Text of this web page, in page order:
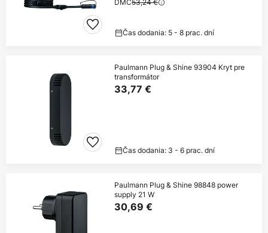
DMC53,24 €
Čas dodania: 5 - 8 prac. dní
Paulmann Plug & Shine 93904 Kryt pre
transformátor
33,77 €
Čas dodania: 3 - 6 prac. dní
Paulmann Plug & Shine 98848 power
supply 21 W
30,69 €